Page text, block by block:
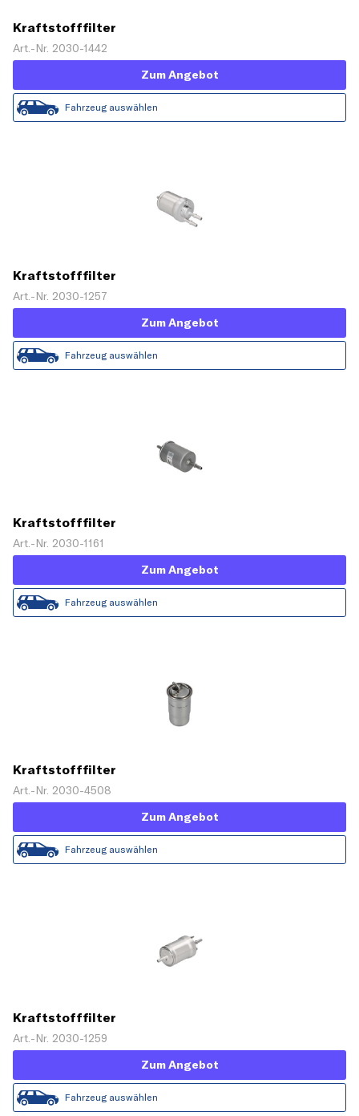
Kraftstofffilter
Art.-Nr. 2030-1442
Zum Angebot
Fahrzeug auswählen
Kraftstofffilter
Art.-Nr. 2030-1257
Zum Angebot
Fahrzeug auswählen
Kraftstofffilter
Art.-Nr. 2030-1161
Zum Angebot
Fahrzeug auswählen
Kraftstofffilter
Art.-Nr. 2030-4508
Zum Angebot
Fahrzeug auswählen
Kraftstofffilter
Art.-Nr. 2030-1259
Zum Angebot
Fahrzeug auswählen